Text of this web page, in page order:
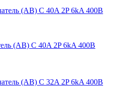
(АВ) C 40A 2P 6kA 400В